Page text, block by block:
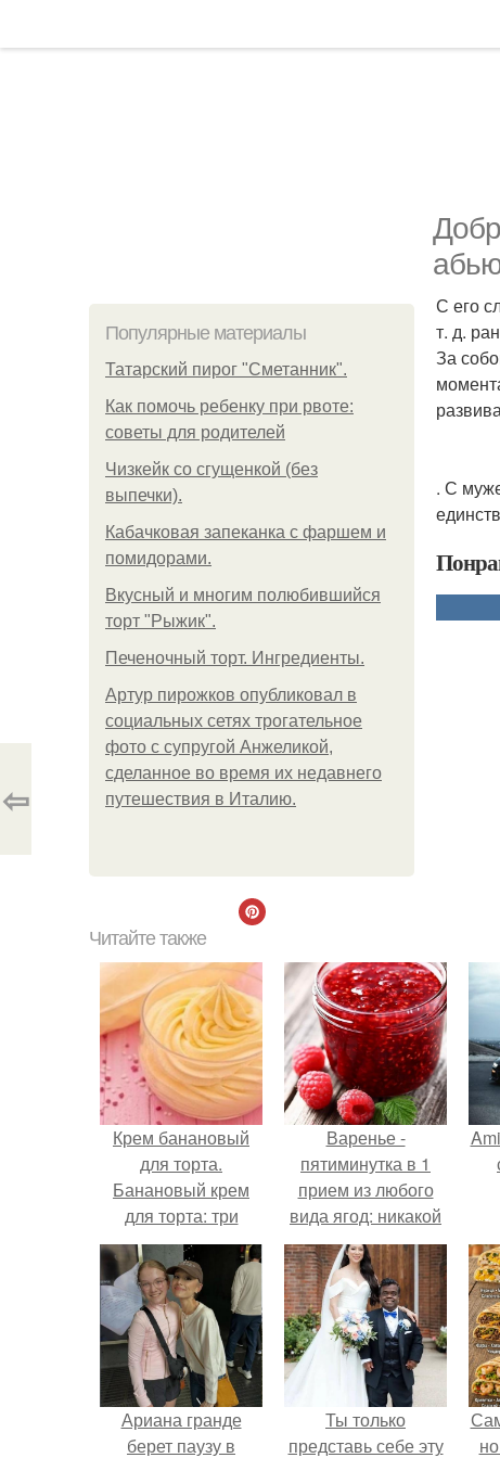
Популярные материалы
Татарский пирог "Сметанник".
Как помочь ребенку при рвоте:
советы для родителей
Чизкейк со сгущенкой (без
выпечки).
Кабачковая запеканка с фаршем и
помидорами.
Вкусный и многим полюбившийся
торт "Рыжик".
Печеночный торт. Ингредиенты.
Артур пирожков опубликовал в
социальных сетях трогательное
фото с супругой Анжеликой,
сделанное во время их недавнего
путешествия в Италию.
С его
т. д.
За
. С
⇦
Читайте также
Крем банановый
для торта.
Банановый крем
для торта: три
рецепта как
приготовить.
Варенье -
пятиминутка в 1
прием из любого
вида ягод: никакой
длительной варки,
все витамины на
месте!
Ариана гранде
берет паузу в
Ты только
представь себе эту